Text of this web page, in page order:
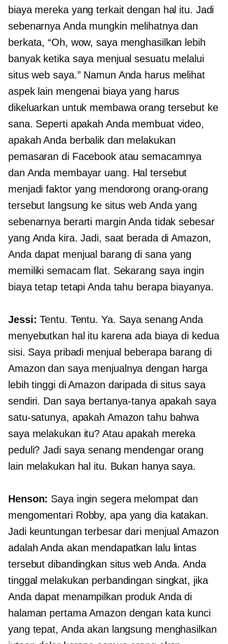
biaya mereka yang terkait dengan hal itu. Jadi
sebenarnya Anda mungkin melihatnya dan
berkata, “Oh, wow, saya menghasilkan lebih
banyak ketika saya menjual sesuatu melalui
situs web saya.” Namun Anda harus melihat
aspek lain mengenai biaya yang harus
dikeluarkan untuk membawa orang tersebut ke
sana. Seperti apakah Anda membuat video,
apakah Anda berbalik dan melakukan
pemasaran di Facebook atau semacamnya
dan Anda membayar uang. Hal tersebut
menjadi faktor yang mendorong orang-orang
tersebut langsung ke situs web Anda yang
sebenarnya berarti margin Anda tidak sebesar
yang Anda kira. Jadi, saat berada di Amazon,
Anda dapat menjual barang di sana yang
memiliki semacam flat. Sekarang saya ingin
biaya tetap tetapi Anda tahu berapa biayanya.
Jessi: Tentu. Tentu. Ya. Saya senang Anda
menyebutkan hal itu karena ada biaya di kedua
sisi. Saya pribadi menjual beberapa barang di
Amazon dan saya menjualnya dengan harga
lebih tinggi di Amazon daripada di situs saya
sendiri. Dan saya bertanya-tanya apakah saya
satu-satunya, apakah Amazon tahu bahwa
saya melakukan itu? Atau apakah mereka
peduli? Jadi saya senang mendengar orang
lain melakukan hal itu. Bukan hanya saya.
Henson: Saya ingin segera melompat dan
mengomentari Robby, apa yang dia katakan.
Jadi keuntungan terbesar dari menjual Amazon
adalah Anda akan mendapatkan lalu lintas
tersebut dibandingkan situs web Anda. Anda
tinggal melakukan perbandingan singkat, jika
Anda dapat menampilkan produk Anda di
halaman pertama Amazon dengan kata kunci
yang tepat, Anda akan langsung menghasilkan